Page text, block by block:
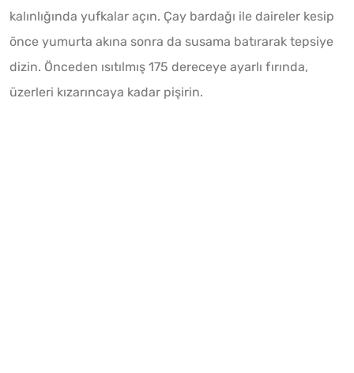
kalınlığında yufkalar açın. Çay bardağı ile daireler kesip
önce yumurta akına sonra da susama batırarak tepsiye
dizin. Önceden ısıtılmış 175 dereceye ayarlı fırında,
üzerleri kızarıncaya kadar pişirin.